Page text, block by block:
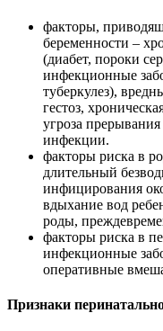
факторы,
беременности –
(диабет, пороки
инфекционные
туберкулез),
гестоз,
угроза
инфекции.
факторы риска в
длительный
инфицирования
вдыхание вод
роды,
факторы риска в
инфекционные
оперативные
Признаки